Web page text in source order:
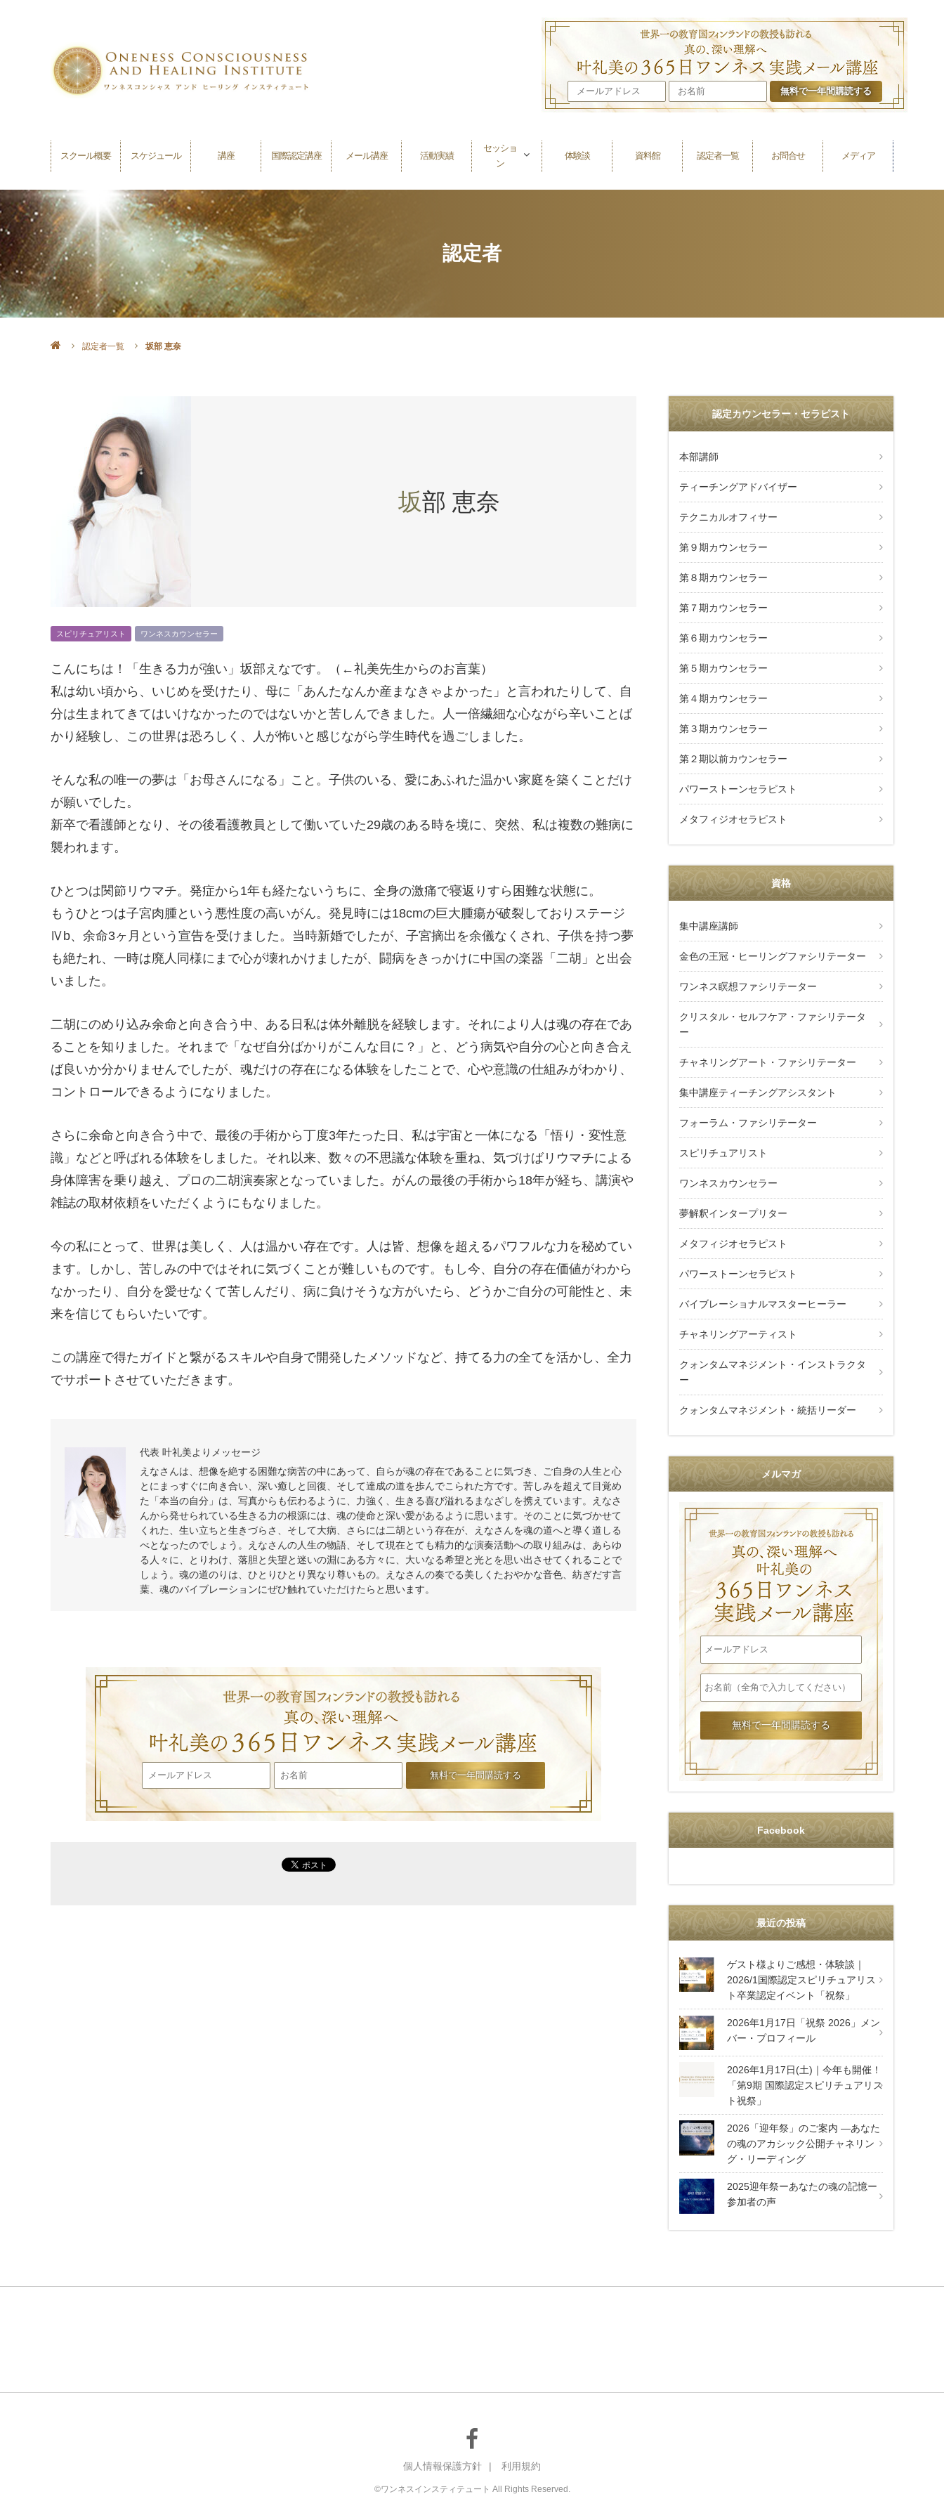
叶礼美の365日
スクール概要 スケジュール 講座 国際認定講座 メール講座 活動実績
セッショ
ン
体験談 資料館 認定者一覧 お問合せ メディア
認定者
認定者一覧 坂部 恵奈
坂部 恵奈
スピリチュアリスト ワンネスカウンセラー
こんにちは！「生きる力が強い」坂部えなです。（←礼美先生からのお言葉）
私は幼い頃から、いじめを受けたり、母に「あんたなんか産まなきゃよかった」と言われたりして、自
分は生まれてきてはいけなかったのではないかと苦しんできました。人一倍繊細な心ながら辛いことば
かり経験し、この世界は恐ろしく、人が怖いと感じながら学生時代を過ごしました。
そんな私の唯一の夢は「お母さんになる」こと。子供のいる、愛にあふれた温かい家庭を築くことだけ
が願いでした。
新卒で看護師となり、その後看護教員として働いていた29歳のある時を境に、突然、私は複数の難病に
襲われます。
ひとつは関節リウマチ。発症から1年も経たないうちに、全身の激痛で寝返りすら困難な状態に。
もうひとつは子宮肉腫という悪性度の高いがん。発見時には18cmの巨大腫瘍が破裂しておりステージ
Ⅳb、余命3ヶ月という宣告を受けました。当時新婚でしたが、子宮摘出を余儀なくされ、子供を持つ夢
も絶たれ、一時は廃人同様にまで心が壊れかけましたが、闘病をきっかけに中国の楽器「二胡」と出会
いました。
二胡にのめり込み余命と向き合う中、ある日私は体外離脱を経験します。それにより人は魂の存在であ
ることを知りました。それまで「なぜ自分ばかりがこんな目に？」と、どう病気や自分の心と向き合え
ば良いか分かりませんでしたが、魂だけの存在になる体験をしたことで、心や意識の仕組みがわかり、
コントロールできるようになりました。
さらに余命と向き合う中で、最後の手術から丁度3年たった日、私は宇宙と一体になる「悟り・変性意
識」などと呼ばれる体験をしました。それ以来、数々の不思議な体験を重ね、気づけばリウマチによる
身体障害を乗り越え、プロの二胡演奏家となっていました。がんの最後の手術から18年が経ち、講演や
雑誌の取材依頼をいただくようにもなりました。
今の私にとって、世界は美しく、人は温かい存在です。人は皆、想像を超えるパワフルな力を秘めてい
ます。しかし、苦しみの中ではそれに気づくことが難しいものです。もし今、自分の存在価値がわから
なかったり、自分を愛せなくて苦しんだり、病に負けそうな方がいたら、どうかご自分の可能性と、未
来を信じてもらいたいです。
この講座で得たガイドと繋がるスキルや自身で開発したメソッドなど、持てる力の全てを活かし、全力
でサポートさせていただきます。
代表 叶礼美よりメッセージ
えなさんは、想像を絶する困難な病苦の中にあって、自らが魂の存在であることに気づき、ご自身の人生と心
とにまっすぐに向き合い、深い癒しと回復、そして達成の道を歩んでこられた方です。苦しみを超えて目覚め
た「本当の自分」は、写真からも伝わるように、力強く、生きる喜び溢れるまなざしを携えています。えなさ
んから発せられている生きる力の根源には、魂の使命と深い愛があるように思います。そのことに気づかせて
くれた、生い立ちと生きづらさ、そして大病、さらには二胡という存在が、えなさんを魂の道へと導く道しる
べとなったのでしょう。えなさんの人生の物語、そして現在とても精力的な演奏活動への取り組みは、あらゆ
る人々に、とりわけ、落胆と失望と迷いの淵にある方々に、大いなる希望と光とを思い出させてくれることで
しょう。魂の道のりは、ひとりひとり異なり尊いもの。えなさんの奏でる美しくたおやかな音色、紡ぎだす言
葉、魂のバイブレーションにぜひ触れていただけたらと思います。
叶礼美の365日ワンネス実践メール講座
認定カウンセラー・セラピスト
本部講師
ティーチングアドバイザー
テクニカルオフィサー
第９期カウンセラー
第８期カウンセラー
第７期カウンセラー
第６期カウンセラー
第５期カウンセラー
第４期カウンセラー
第３期カウンセラー
第２期以前カウンセラー
パワーストーンセラピスト
メタフィジオセラピスト
資格
集中講座講師
金色の王冠・ヒーリングファシリテーター
ワンネス瞑想ファシリテーター
クリスタル・セルフケア・ファシリテータ
ー
チャネリングアート・ファシリテーター
集中講座ティーチングアシスタント
フォーラム・ファシリテーター
スピリチュアリスト
ワンネスカウンセラー
夢解釈インタープリター
メタフィジオセラピスト
パワーストーンセラピスト
バイブレーショナルマスターヒーラー
チャネリングアーティスト
クォンタムマネジメント・インストラクタ
ー
クォンタムマネジメント・統括リーダー
メルマガ
Facebook
最近の投稿
ゲスト様よりご感想・体験談｜
2026/1国際認定スピリチュアリス
ト卒業認定イベント「祝祭」
2026年1月17日「祝祭 2026」メン
バー・プロフィール
2026年1月17日(土)｜今年も開催！
「第9期 国際認定スピリチュアリス
ト祝祭」
2026「迎年祭」のご案内 —あなた
の魂のアカシック公開チャネリン
グ・リーディング
2025迎年祭ーあなたの魂の記憶ー
参加者の声
個人情報保護方針 | 利用規約
©ワンネスインスティテュート All Rights Reserved.